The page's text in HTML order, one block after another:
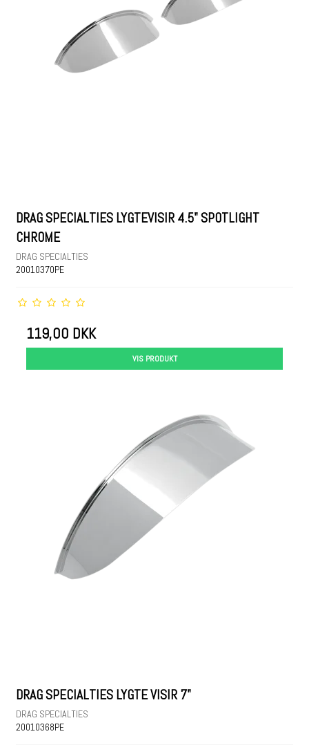
DRAG SPECIALTIES LYGTEVISIR 4.5" SPOTLIGHT
CHROME
DRAG SPECIALTIES
20010370PE
119,00 DKK
VIS PRODUKT
DRAG SPECIALTIES LYGTE VISIR 7"
DRAG SPECIALTIES
20010368PE